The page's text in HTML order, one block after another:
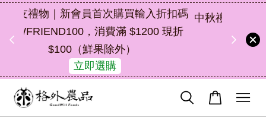
扣碼 中秋禮盒新上市｜橘皮植萃永續好禮，解
油去味・送禮自用兩相宜
了解詳情